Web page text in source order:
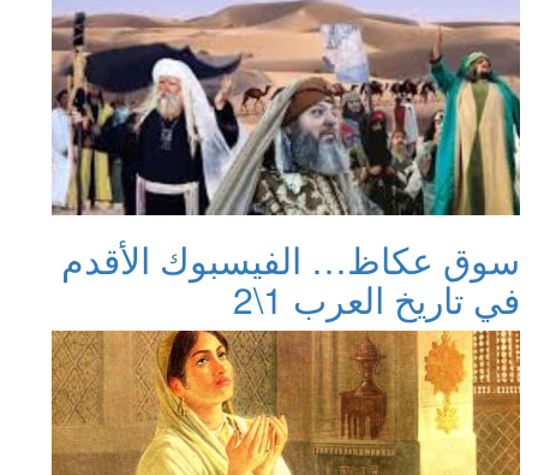
سوق عكاظ… الفيسبوك الأقدم
في تاريخ العرب 1\2